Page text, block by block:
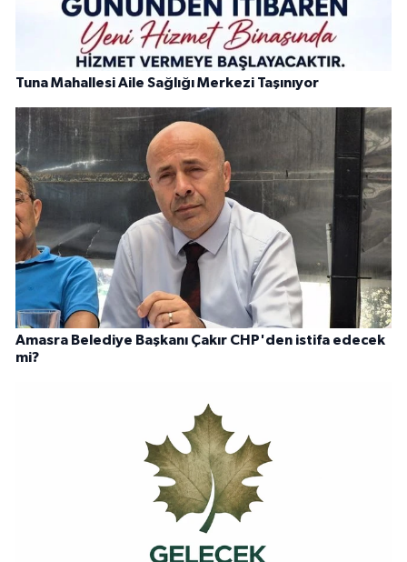
Tuna Mahallesi Aile Sağlığı Merkezi Taşınıyor
Amasra Belediye Başkanı Çakır CHP'den istifa edecek
mi?